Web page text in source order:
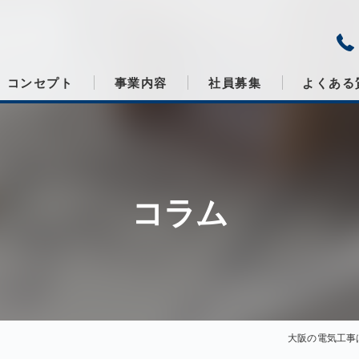
コンセプト 事業内容 社員募集 よくあ
コラム
大阪の電気工